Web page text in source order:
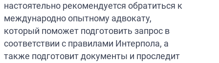
настоятельно рекомендуется обратиться к
международно опытному адвокату,
который поможет подготовить запрос в
соответствии с правилами Интерпола, а
также подготовит документы и проследит